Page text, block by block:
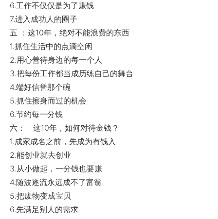
6.工作不仅仅是为了赚钱
7.进入成功人的圈子
五 ：这10年，绝对不能浪费的东西
1.抓住生活中的点滴空闲
2.用心善待身边的每一个人
3.把每份工作都当成历练自己的舞台
4.端好信誉那个碗
5.抓住擦身而过的机会
6.节约每一分钱
六： 这10年，如何对待金钱？
1.成家成名之前，先成为有钱入
2.能创业就去创业
3.从小做起，一分钱也要赚
4.随波逐流永远成不了富翁
5.把废物变成宝贝
6.先满足别人的需求